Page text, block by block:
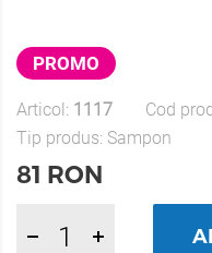
PROMO
Articol: 1117 Cod
Tip produs: Sampon
81 RON